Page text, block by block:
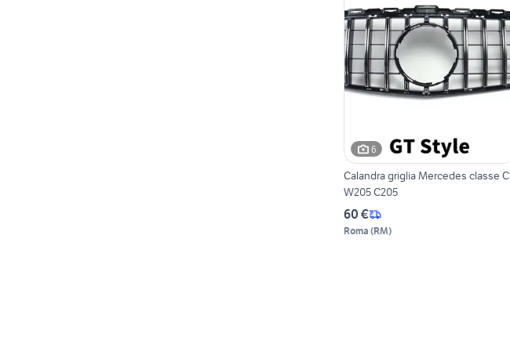
6
Calandra griglia Mercedes classe C
W205 C205
60 €
Roma (RM)